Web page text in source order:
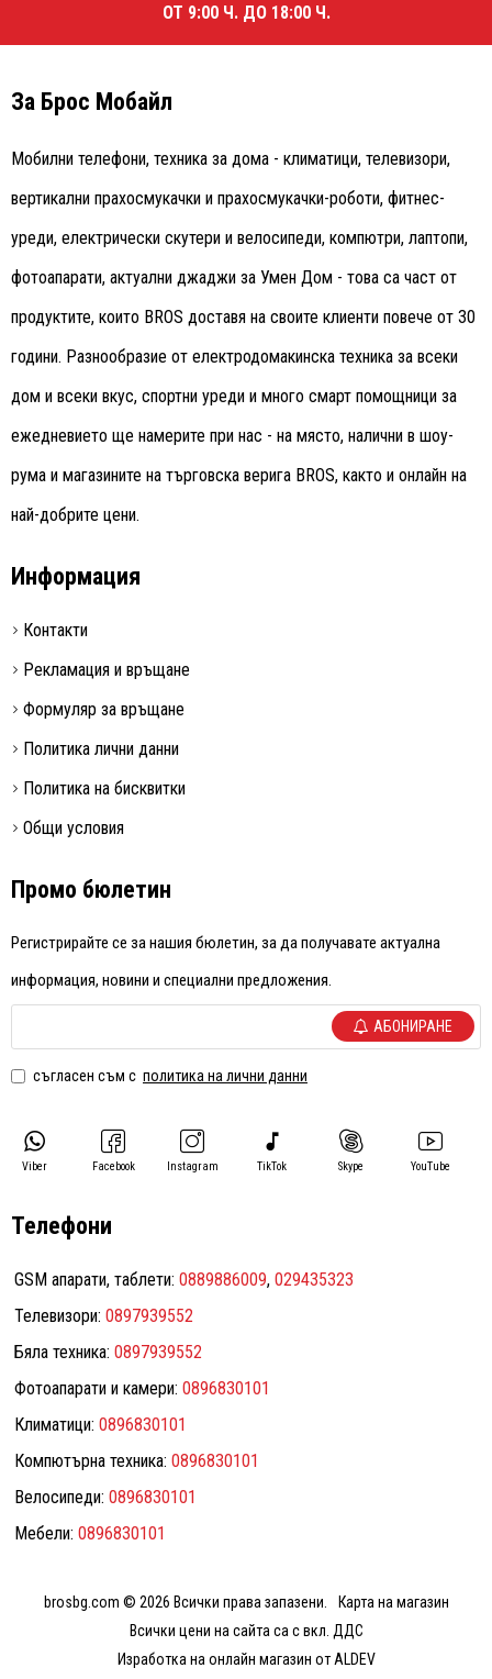
ОТ 9:00 Ч. ДО 18:00 Ч.
За Брос Мобайл
Мобилни телефони, техника за дома - климатици, телевизори,
вертикални прахосмукачки и прахосмукачки-роботи, фитнес-
уреди, електрически скутери и велосипеди, компютри, лаптопи,
фотоапарати, актуални джаджи за Умен Дом - това са част от
продуктите, които BROS доставя на своите клиенти повече от 30
години. Разнообразие от електродомакинска техника за всеки
дом и всеки вкус, спортни уреди и много смарт помощници за
ежедневието ще намерите при нас - на място, налични в шоу-
рума и магазините на търговска верига BROS, както и онлайн на
най-добрите цени.
Информация
Контакти
Рекламация и връщане
Формуляр за връщане
Политика лични данни
Политика на бисквитки
Общи условия
Промо бюлетин
Регистрирайте се за нашия бюлетин, за да получавате актуална
информация, новини и специални предложения.
АБОНИРАНЕ
съгласен съм с политика на лични данни
Viber Facebook Instagram TikTok Skype YouTube
Телефони
GSM апарати, таблети: 0889886009, 029435323
Телевизори: 0897939552
Бяла техника: 0897939552
Фотоапарати и камери: 0896830101
Климатици: 0896830101
Компютърна техника: 0896830101
Велосипеди: 0896830101
Мебели: 0896830101
brosbg.com © 2026 Всички права запазени.
Карта на магазин
Всички цени на сайта са с вкл. ДДС
Изработка на онлайн магазин от ALDEV